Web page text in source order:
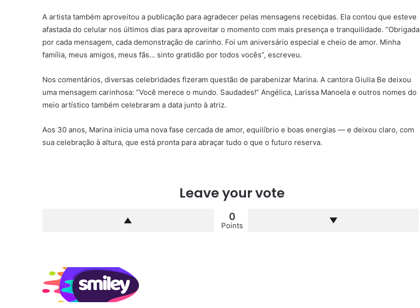
A artista também aproveitou a publicação para agradecer pelas mensagens recebidas. Ela contou que esteve
afastada do celular nos últimos dias para aproveitar o momento com mais presença e tranquilidade. “Obrigada
por cada mensagem, cada demonstração de carinho. Foi um aniversário especial e cheio de amor. Minha
família, meus amigos, meus fãs… sinto gratidão por todos vocês”, escreveu.
Nos comentários, diversas celebridades fizeram questão de parabenizar Marina. A cantora Giulia Be deixou
uma mensagem carinhosa: “Você merece o mundo. Saudades!” Angélica, Larissa Manoela e outros nomes do
meio artístico também celebraram a data junto à atriz.
Aos 30 anos, Marina inicia uma nova fase cercada de amor, equilíbrio e boas energias — e deixou claro, com
sua celebração à altura, que está pronta para abraçar tudo o que o futuro reserva.
Leave your vote
0
Points